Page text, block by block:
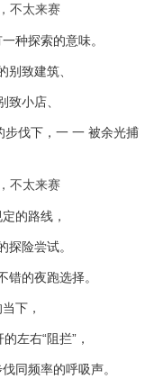
种探索的意味。
别致建筑、
致小店、
步伐下，一 一 被余光捕
的路线，
探险尝试。
错的夜跑选择。
下，
左右“阻拦”，
同频率的呼吸声。